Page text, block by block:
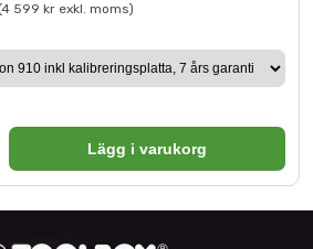
599 kr exkl. moms)
Lägg i varukorg